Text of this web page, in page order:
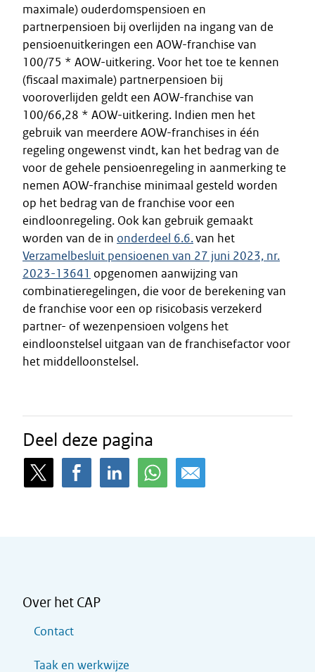
maximale) ouderdomspensioen en
partnerpensioen bij overlijden na ingang van de
pensioenuitkeringen een AOW-franchise van
100/75 * AOW-uitkering. Voor het toe te kennen
(fiscaal maximale) partnerpensioen bij
vooroverlijden geldt een AOW-franchise van
100/66,28 * AOW-uitkering. Indien men het
gebruik van meerdere AOW-franchises in één
regeling ongewenst vindt, kan het bedrag van de
voor de gehele pensioenregeling in aanmerking te
nemen AOW-franchise minimaal gesteld worden
op het bedrag van de franchise voor een
eindloonregeling. Ook kan gebruik gemaakt
worden van de in onderdeel 6.6.van het
Verzamelbesluit pensioenen van 27 juni 2023, nr.
2023-13641 opgenomen aanwijzing van
combinatieregelingen, die voor de berekening van
de franchise voor een op risicobasis verzekerd
partner- of wezenpensioen volgens het
eindloonstelsel uitgaan van de franchisefactor voor
het middelloonstelsel.
Deel deze pagina
Over het CAP
Contact
Taak en werkwijze